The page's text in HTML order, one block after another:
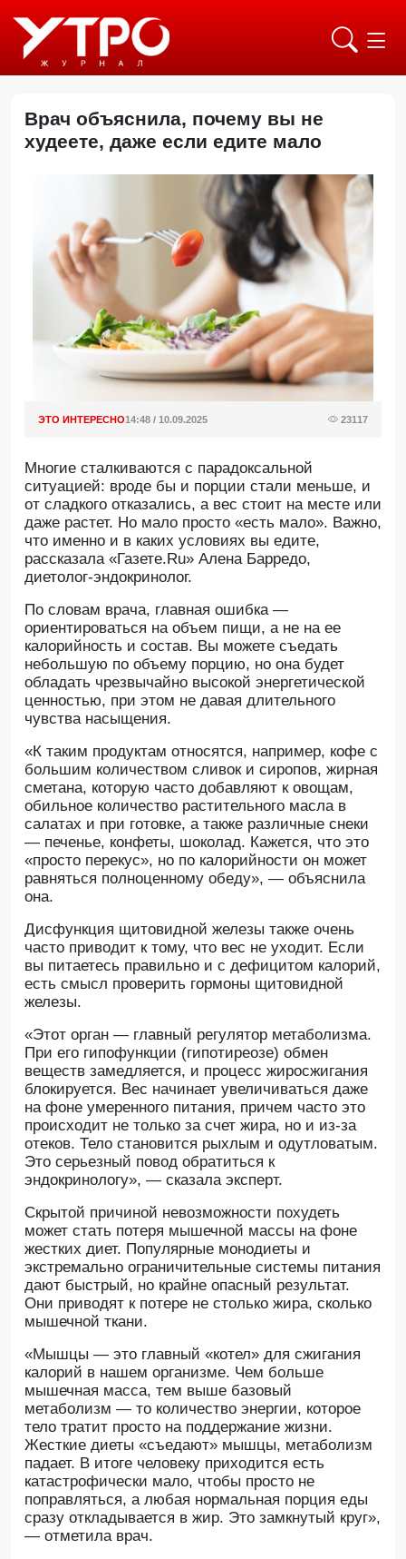
Врач объяснила, почему вы не
худеете, даже если едите мало
ЭТО ИНТЕРЕСНО14:48 / 10.09.2025 23117
Многие сталкиваются с парадоксальной
ситуацией: вроде бы и порции стали меньше, и
от сладкого отказались, а вес стоит на месте или
даже растет. Но мало просто «есть мало». Важно,
что именно и в каких условиях вы едите,
рассказала «Газете.Ru» Алена Барредо,
диетолог-эндокринолог.
По словам врача, главная ошибка —
ориентироваться на объем пищи, а не на ее
калорийность и состав. Вы можете съедать
небольшую по объему порцию, но она будет
обладать чрезвычайно высокой энергетической
ценностью, при этом не давая длительного
чувства насыщения.
«К таким продуктам относятся, например, кофе с
большим количеством сливок и сиропов, жирная
сметана, которую часто добавляют к овощам,
обильное количество растительного масла в
салатах и при готовке, а также различные снеки
— печенье, конфеты, шоколад. Кажется, что это
«просто перекус», но по калорийности он может
равняться полноценному обеду», — объяснила
она.
Дисфункция щитовидной железы также очень
часто приводит к тому, что вес не уходит. Если
вы питаетесь правильно и с дефицитом калорий,
есть смысл проверить гормоны щитовидной
железы.
«Этот орган — главный регулятор метаболизма.
При его гипофункции (гипотиреозе) обмен
веществ замедляется, и процесс жиросжигания
блокируется. Вес начинает увеличиваться даже
на фоне умеренного питания, причем часто это
происходит не только за счет жира, но и из-за
отеков. Тело становится рыхлым и одутловатым.
Это серьезный повод обратиться к
эндокринологу», — сказала эксперт.
Скрытой причиной невозможности похудеть
может стать потеря мышечной массы на фоне
жестких диет. Популярные монодиеты и
экстремально ограничительные системы питания
дают быстрый, но крайне опасный результат.
Они приводят к потере не столько жира, сколько
мышечной ткани.
«Мышцы — это главный «котел» для сжигания
калорий в нашем организме. Чем больше
мышечная масса, тем выше базовый
метаболизм — то количество энергии, которое
тело тратит просто на поддержание жизни.
Жесткие диеты «съедают» мышцы, метаболизм
падает. В итоге человеку приходится есть
катастрофически мало, чтобы просто не
поправляться, а любая нормальная порция еды
сразу откладывается в жир. Это замкнутый круг»,
— отметила врач.